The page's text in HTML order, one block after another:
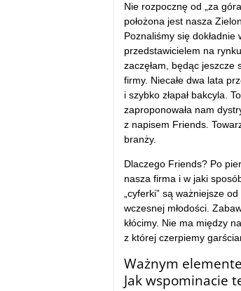
Nie rozpocznę od „za
położona jest nasza
Poznaliśmy się
przedstawicielem na
zaczęłam, będąc jeszcze
firmy. Niecałe dwa lata
i szybko złapał bakcyla.
zaproponowała nam
z napisem Friends.
branży.
Dlaczego Friends? Po
nasza firma i w jaki
„cyferki” są ważniejsze
wczesnej młodości.
kłócimy. Nie ma między
z której czerpiemy
Ważnym
Jak wspominacie